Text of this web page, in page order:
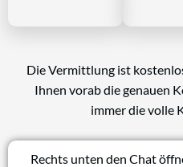
Die Vermittlung ist
Ihnen vorab die genauen
immer die volle
Rechts unten den Chat